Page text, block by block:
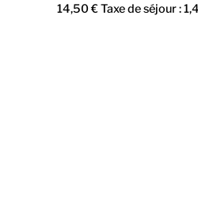
14,50 € Taxe de séjour :